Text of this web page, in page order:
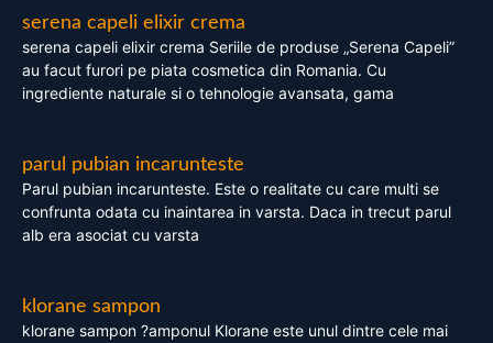
serena capeli elixir crema
serena capeli elixir crema Seriile de produse „Serena Capeli”
au facut furori pe piata cosmetica din Romania. Cu
ingrediente naturale si o tehnologie avansata, gama
parul pubian incarunteste
Parul pubian incarunteste. Este o realitate cu care multi se
confrunta odata cu inaintarea in varsta. Daca in trecut parul
alb era asociat cu varsta
klorane sampon
klorane sampon ?amponul Klorane este unul dintre cele mai